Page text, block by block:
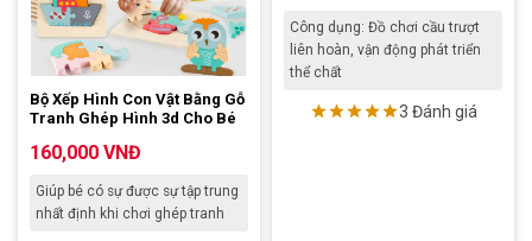
Bộ Xếp Hình Con Vật Bằng Gỗ
Tranh Ghép Hình 3d Cho Bé
160,000 VNĐ
Giúp bé có sự được sự tập trung
nhất định khi chơi ghép tranh
3 Đánh giá
Công dụng: Đồ chơi cầu trượt
liên hoàn, vận động phát triển
thể chất